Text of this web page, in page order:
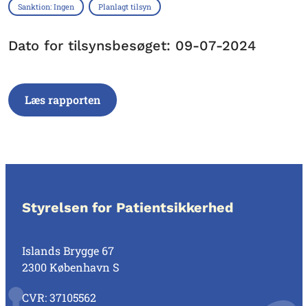
Sanktion: Ingen Planlagt tilsyn
Dato for tilsynsbesøget: 09-07-2024
Læs rapporten
Styrelsen for Patientsikkerhed
Islands Brygge 67
2300 København S
CVR: 37105562